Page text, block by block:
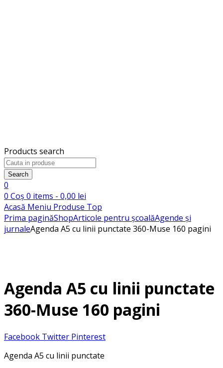
Products search
Search
0
0 Coș 0 items - 0,00 lei
Acasă Meniu Produse Top
Prima paginăShopArticole pentru școalăAgende și
jurnaleAgenda A5 cu linii punctate 360-Muse 160 pagini
Agenda A5 cu linii punctate
360-Muse 160 pagini
Facebook Twitter Pinterest
Agenda A5 cu linii punctate